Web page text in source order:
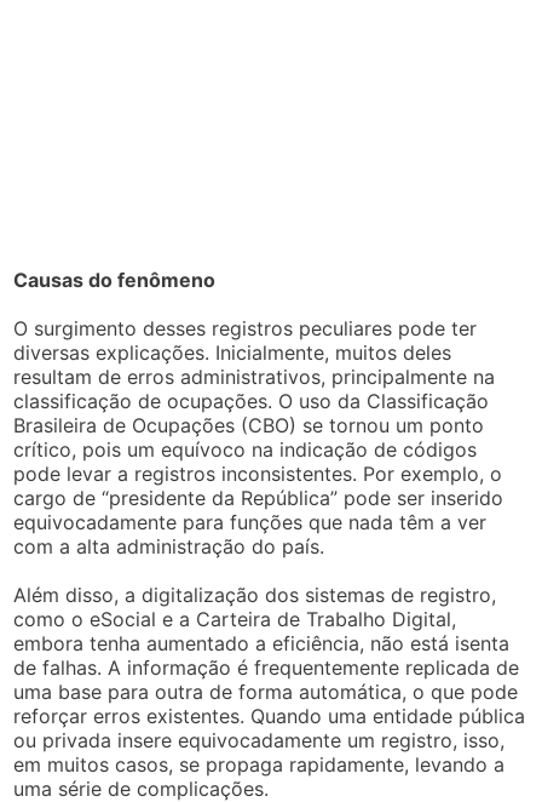
Causas do fenômeno
O surgimento desses registros peculiares pode ter
diversas explicações. Inicialmente, muitos deles
resultam de erros administrativos, principalmente na
classificação de ocupações. O uso da Classificação
Brasileira de Ocupações (CBO) se tornou um ponto
crítico, pois um equívoco na indicação de códigos
pode levar a registros inconsistentes. Por exemplo, o
cargo de “presidente da República” pode ser inserido
equivocadamente para funções que nada têm a ver
com a alta administração do país.
Além disso, a digitalização dos sistemas de registro,
como o eSocial e a Carteira de Trabalho Digital,
embora tenha aumentado a eficiência, não está isenta
de falhas. A informação é frequentemente replicada de
uma base para outra de forma automática, o que pode
reforçar erros existentes. Quando uma entidade pública
ou privada insere equivocadamente um registro, isso,
em muitos casos, se propaga rapidamente, levando a
uma série de complicações.